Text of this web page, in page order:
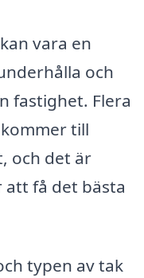
vara en
och
fastighet. Flera
till
och det är
få det bästa
typen av tak